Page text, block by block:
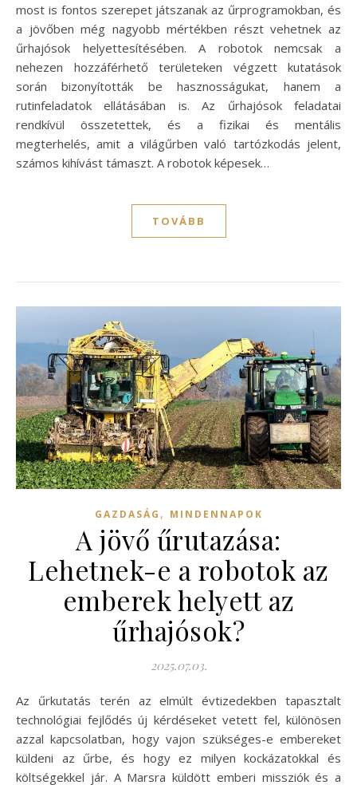
most is fontos szerepet játszanak az űrprogramokban, és
a jövőben még nagyobb mértékben részt vehetnek az
űrhajósok helyettesítésében. A robotok nemcsak a
nehezen hozzáférhető területeken végzett kutatások
során bizonyították be hasznosságukat, hanem a
rutinfeladatok ellátásában is. Az űrhajósok feladatai
rendkívül összetettek, és a fizikai és mentális
megterhelés, amit a világűrben való tartózkodás jelent,
számos kihívást támaszt. A robotok képesek…
TOVÁBB
GAZDASÁG , MINDENNAPOK
A jövő űrutazása:
Lehetnek-e a robotok az
emberek helyett az
űrhajósok?
2025.07.03.
Az űrkutatás terén az elmúlt évtizedekben tapasztalt
technológiai fejlődés új kérdéseket vetett fel, különösen
azzal kapcsolatban, hogy vajon szükséges-e embereket
küldeni az űrbe, és hogy ez milyen kockázatokkal és
költségekkel jár. A Marsra küldött emberi missziók és a